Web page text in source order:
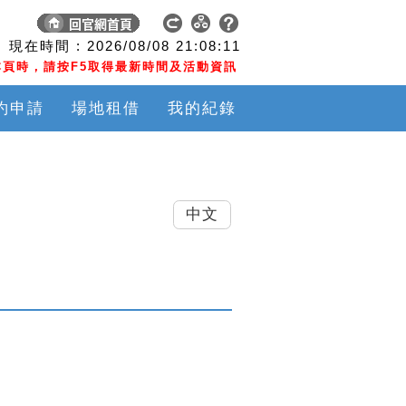
現在時間 : 2026/08/08 21:08:11
時，請按F5取得最新時間及活動資訊
申請 場地租借 我的紀錄